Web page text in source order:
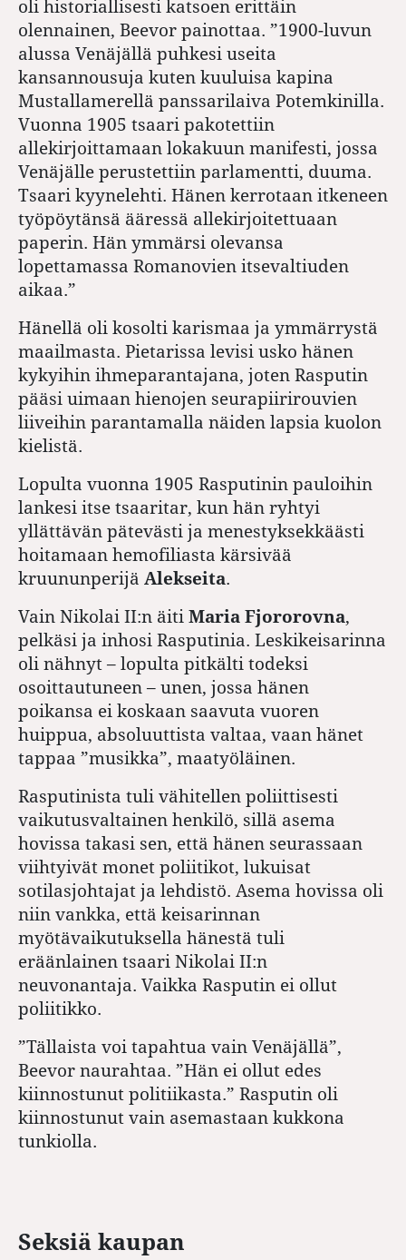
oli historiallisesti katsoen erittäin
olennainen, Beevor painottaa. ”1900-luvun
alussa Venäjällä puhkesi useita
kansannousuja kuten kuuluisa kapina
Mustallamerellä panssarilaiva Potemkinilla.
Vuonna 1905 tsaari pakotettiin
allekirjoittamaan lokakuun manifesti, jossa
Venäjälle perustettiin parlamentti, duuma.
Tsaari kyynelehti. Hänen kerrotaan itkeneen
työpöytänsä ääressä allekirjoitettuaan
paperin. Hän ymmärsi olevansa
lopettamassa Romanovien itsevaltiuden
aikaa.”
Hänellä oli kosolti karismaa ja ymmärrystä
maailmasta. Pietarissa levisi usko hänen
kykyihin ihmeparantajana, joten Rasputin
pääsi uimaan hienojen seurapiirirouvien
liiveihin parantamalla näiden lapsia kuolon
kielistä.
Lopulta vuonna 1905 Rasputinin pauloihin
lankesi itse tsaaritar, kun hän ryhtyi
yllättävän pätevästi ja menestyksekkäästi
hoitamaan hemofiliasta kärsivää
kruununperijä Alekseita.
Vain Nikolai II:n äiti Maria Fjororovna,
pelkäsi ja inhosi Rasputinia. Leskikeisarinna
oli nähnyt – lopulta pitkälti todeksi
osoittautuneen – unen, jossa hänen
poikansa ei koskaan saavuta vuoren
huippua, absoluuttista valtaa, vaan hänet
tappaa ”musikka”, maatyöläinen.
Rasputinista tuli vähitellen poliittisesti
vaikutusvaltainen henkilö, sillä asema
hovissa takasi sen, että hänen seurassaan
viihtyivät monet poliitikot, lukuisat
sotilasjohtajat ja lehdistö. Asema hovissa oli
niin vankka, että keisarinnan
myötävaikutuksella hänestä tuli
eräänlainen tsaari Nikolai II:n
neuvonantaja. Vaikka Rasputin ei ollut
poliitikko.
”Tällaista voi tapahtua vain Venäjällä”,
Beevor naurahtaa. ”Hän ei ollut edes
kiinnostunut politiikasta.” Rasputin oli
kiinnostunut vain asemastaan kukkona
tunkiolla.
Seksiä kaupan